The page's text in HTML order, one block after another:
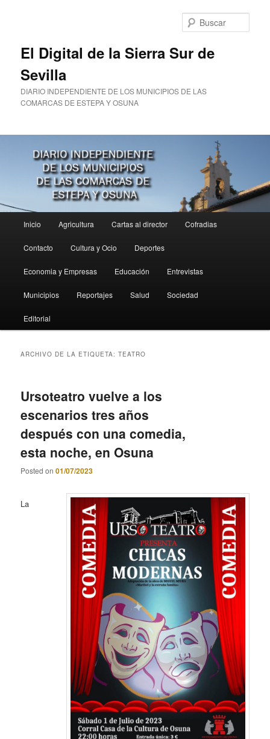
El Digital de la Sierra Sur de
Sevilla
DIARIO INDEPENDIENTE DE LOS MUNICIPIOS DE LAS
COMARCAS DE ESTEPA Y OSUNA
principal
Inicio Agricultura Cartas al director Cofradias
Contacto Cultura y Ocio Deportes
Economia y Empresas Educación Entrevistas
Municipios Reportajes Salud Sociedad
Editorial
ARCHIVO DE LA ETIQUETA:TEATRO
Ursoteatro vuelve a los
escenarios tres años
después con una comedia,
esta noche, en Osuna
Posted on01/07/2023
La